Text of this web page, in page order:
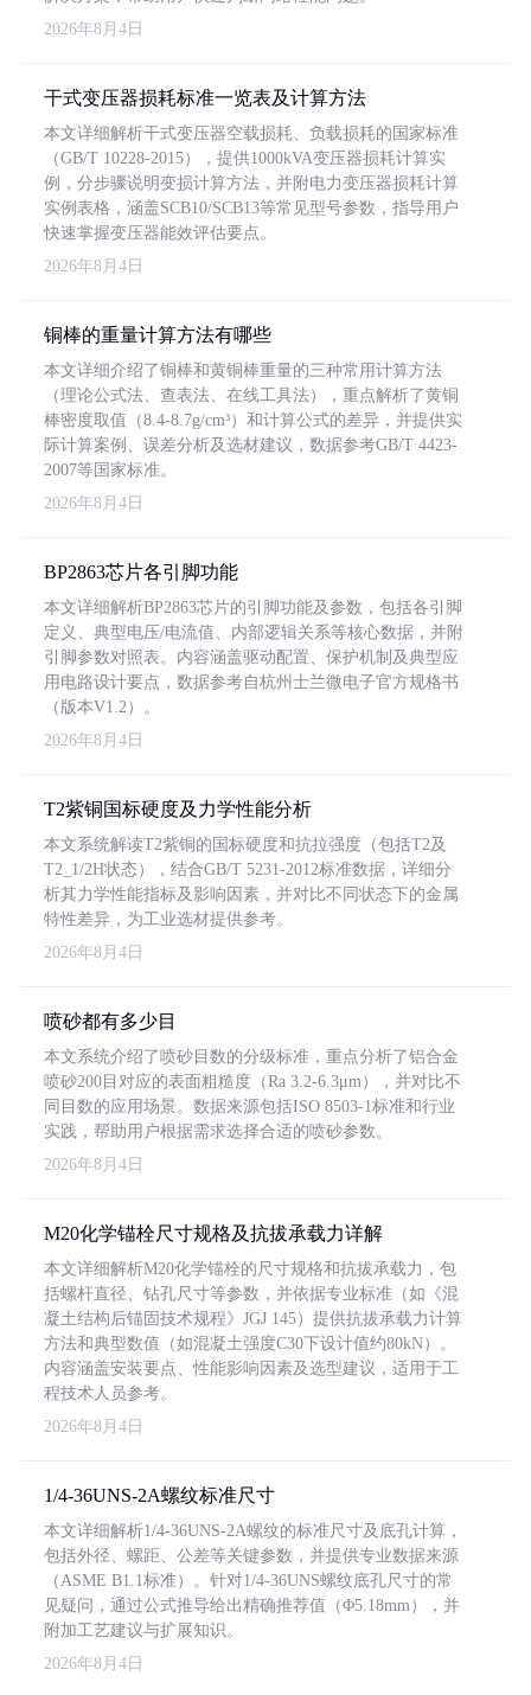
2026年8月4日
干式变压器损耗标准一览表及计算方法
本文详细解析干式变压器空载损耗、负载损耗的国家标准
（GB/T 10228-2015），提供1000kVA变压器损耗计算实
例，分步骤说明变损计算方法，并附电力变压器损耗计算
实例表格，涵盖SCB10/SCB13等常见型号参数，指导用户
快速掌握变压器能效评估要点。
2026年8月4日
铜棒的重量计算方法有哪些
本文详细介绍了铜棒和黄铜棒重量的三种常用计算方法
（理论公式法、查表法、在线工具法），重点解析了黄铜
棒密度取值（8.4-8.7g/cm³）和计算公式的差异，并提供实
际计算案例、误差分析及选材建议，数据参考GB/T 4423-
2007等国家标准。
2026年8月4日
BP2863芯片各引脚功能
本文详细解析BP2863芯片的引脚功能及参数，包括各引脚
定义、典型电压/电流值、内部逻辑关系等核心数据，并附
引脚参数对照表。内容涵盖驱动配置、保护机制及典型应
用电路设计要点，数据参考自杭州士兰微电子官方规格书
（版本V1.2）。
2026年8月4日
T2紫铜国标硬度及力学性能分析
本文系统解读T2紫铜的国标硬度和抗拉强度（包括T2及
T2_1/2H状态），结合GB/T 5231-2012标准数据，详细分
析其力学性能指标及影响因素，并对比不同状态下的金属
特性差异，为工业选材提供参考。
2026年8月4日
喷砂都有多少目
本文系统介绍了喷砂目数的分级标准，重点分析了铝合金
喷砂200目对应的表面粗糙度（Ra 3.2-6.3μm），并对比不
同目数的应用场景。数据来源包括ISO 8503-1标准和行业
实践，帮助用户根据需求选择合适的喷砂参数。
2026年8月4日
M20化学锚栓尺寸规格及抗拔承载力详解
本文详细解析M20化学锚栓的尺寸规格和抗拔承载力，包
括螺杆直径、钻孔尺寸等参数，并依据专业标准（如《混
凝土结构后锚固技术规程》JGJ 145）提供抗拔承载力计算
方法和典型数值（如混凝土强度C30下设计值约80kN）。
内容涵盖安装要点、性能影响因素及选型建议，适用于工
程技术人员参考。
2026年8月4日
1/4-36UNS-2A螺纹标准尺寸
本文详细解析1/4-36UNS-2A螺纹的标准尺寸及底孔计算，
包括外径、螺距、公差等关键参数，并提供专业数据来源
（ASME B1.1标准）。针对1/4-36UNS螺纹底孔尺寸的常
见疑问，通过公式推导给出精确推荐值（Φ5.18mm），并
附加工艺建议与扩展知识。
2026年8月4日